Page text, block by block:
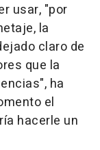
usar, "por
la
claro de
que la
ha
el
hacerle un